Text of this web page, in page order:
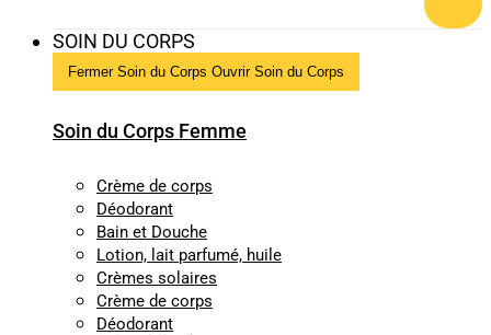
SOIN DU CORPS
Fermer Soin du Corps Ouvrir Soin du Corps
Soin du Corps Femme
Crème de corps
Déodorant
Bain et Douche
Lotion, lait parfumé, huile
Crèmes solaires
Crème de corps
Déodorant